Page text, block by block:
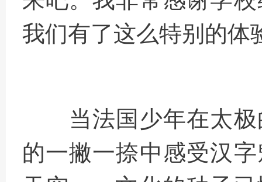
我们有了这么特别的体
当法国少年在太
的一撇一捺中感受汉